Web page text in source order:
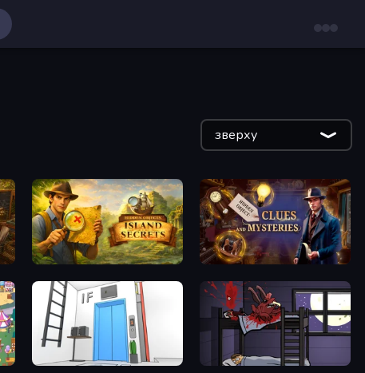
зверху
Hidden Object: Street Of Secrets Hidden Objects: Island Secrets Hidden Object: Clues and Mysteries
Elevator Room Escape The Visitor